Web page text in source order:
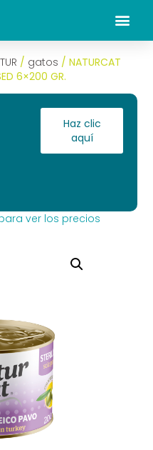
/ gatos / NATURCAT
6×200 GR.
Haz clic
aquí
ver los precios